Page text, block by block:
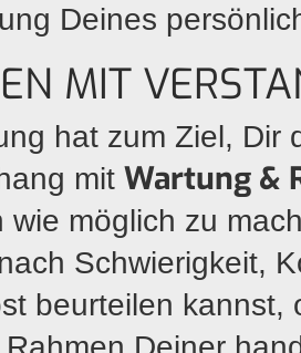
Deines
MIT
hat zum Ziel, Dir
mit Wartung &
wie möglich zu
Schwierigkeit,
beurteilen